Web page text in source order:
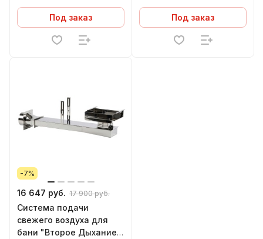
Под заказ Под заказ
-7%
16 647 руб. 17 900 руб.
Система подачи
свежего воздуха для
бани "Второе Дыхание"